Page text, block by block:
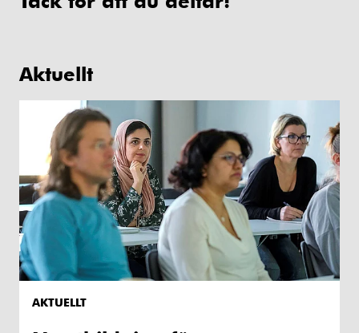
Aktuellt
AKTUELLT